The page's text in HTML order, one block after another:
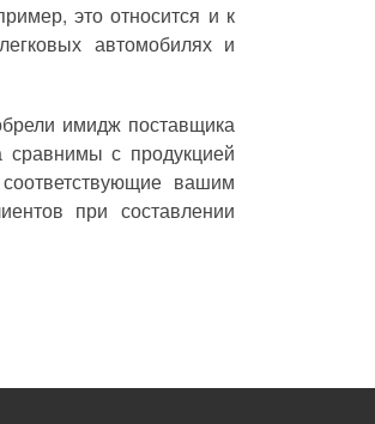
это относится и к
автомобилях и
имидж поставщика
сравнимы с продукцией
вашим
при составлении